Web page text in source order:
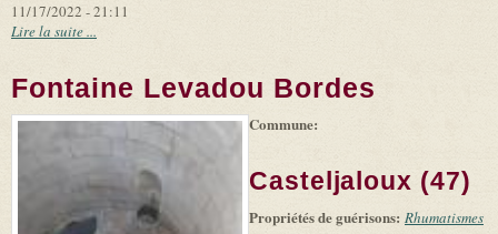
11/17/2022 - 21:11
Lire la suite ...
Fontaine Levadou Bordes
-
Leaflet (link is
|
external)
Microsoft
suppliers
Commune:
Casteljaloux (47)
Propriétés de guérisons: Rhumatismes